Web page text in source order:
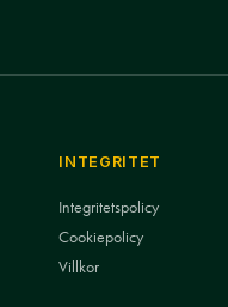
INTEGRITET
Integritetspolicy
Cookiepolicy
Villkor